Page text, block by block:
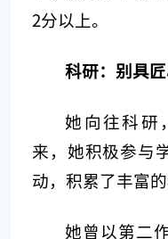
2分以上。
科研：别具
她向往科研
来，她积极参与
动，积累了丰富
她曾以第二